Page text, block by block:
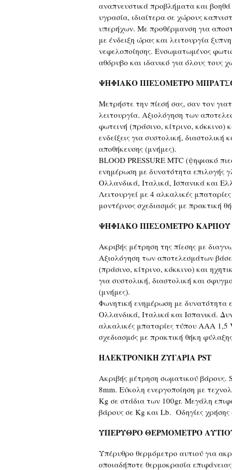
αναπνευστικά προβλήματα και
υγρασία, ιδιαίτερα σε χώρους
υπερήχων. Με προθέρμανση για
με ένδειξη ώρας και λειτουργία
νεφελοποίησης. Ενσωματωμένος
αθόρυβο και ιδανικό για όλους τους
ΨΗΦΙΑΚΟ ΠΙΕΣΟΜΕΤΡΟ
Μετρήστε την πίεσή σας, σαν τον
λειτουργία. Αξιολόγηση των
φωτεινή (πράσινο, κίτρινο,
ενδείξεις για συστολική,
αποθήκευσης (μνήμες).
BLOOD PRESSURE MTC (ψηφιακό
ενημέρωση με δυνατότητα επιλογής
Ολλανδικά, Ιταλικά, Ισπανικά και
Λειτουργεί με 4 αλκαλικές
μοντέρνος σχεδιασμός με πρακτική
ΨΗΦΙΑΚΟ ΠΙΕΣΟΜΕΤΡΟ ΚΑΡΠΟΥ
Ακριβής μέτρηση της πίεσης με
Αξιολόγηση των αποτελεσμάτων
(πράσινο, κίτρινο, κόκκινο) και
για συστολική, διαστολική και
(μνήμες).
Φωνητική ενημέρωση με δυνατότητα
Ολλανδικά, Ιταλικά και Ισπανικά.
αλκαλικές μπαταρίες τύπου ΑΑΑ 1,5
σχεδιασμός με πρακτική θήκη
ΗΛΕΚΤΡΟΝΙΚΗ ΖΥΓΑΡΙΑ PST
Ακριβής μέτρηση σωματικού βάρους.
8mm. Εύκολη ενεργοποίηση με
Kg σε στάδια των 100gr. Μεγάλη
βάρους σε Kg και Lb. Οδηγίες
ΥΠΕΡΥΘΡΟ ΘΕΡΜΟΜΕΤΡΟ
Υπέρυθρο θερμόμετρο αυτιού για
οποιαδήποτε θερμοκρασία